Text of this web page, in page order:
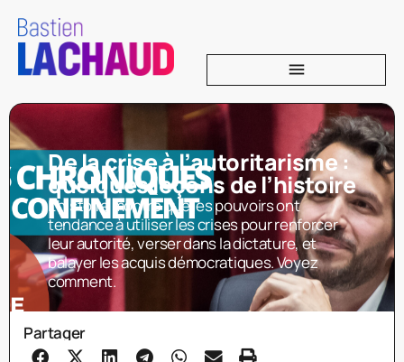
De la crise à l’autoritarisme :
quelques leçons de l’histoire
L’histoire montre que les pouvoirs ont
tendance à utiliser les crises pour renforcer
leur autorité, verser dans la dictature, et
balayer les acquis démocratiques. Voyez
comment.
Partager